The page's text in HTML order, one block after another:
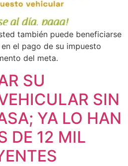
también puede beneficiarse
el pago de su impuesto
del meta.
SU
SIN
YA LO HAN
DE 12 MIL